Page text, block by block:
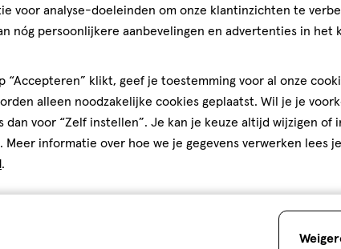
Stuurbericht
voor analyse-doeleinden om onze klantinzichten te
nóg persoonlijkere aanbevelingen en advertenties in het
“Accepteren” klikt, geef je toestemming voor al onze
alleen noodzakelijke cookies geplaatst. Wil je je
dan voor “Zelf instellen”. Je kan je keuze altijd wijzigen of
. Meer informatie over hoe we je gegevens verwerken lees
.